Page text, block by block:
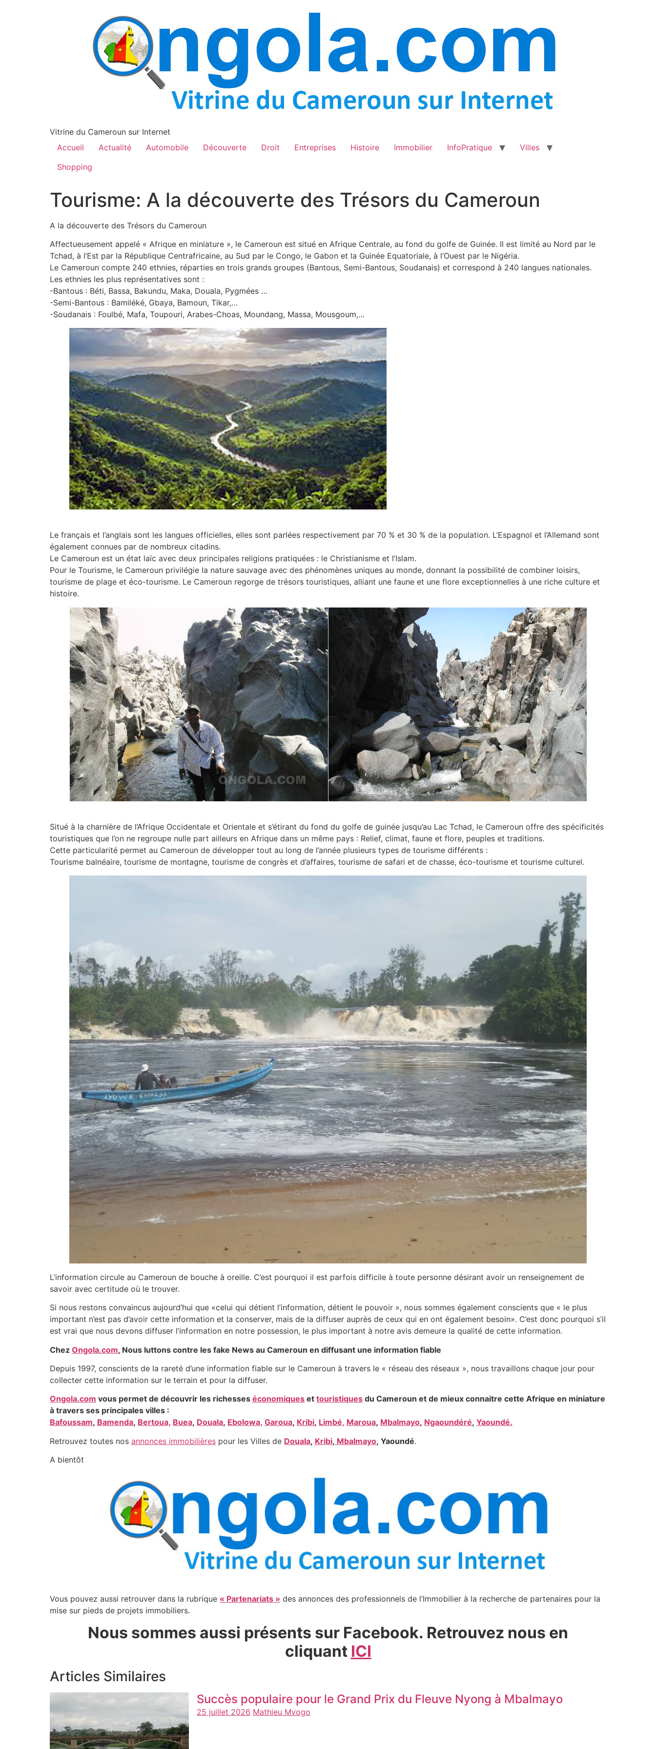
Vitrine du Cameroun sur Internet
Accueil
Actualité Automobile Découverte Droit Entreprises Histoire Immobilier InfoPratique
Villes
Shopping
Tourisme: A la découverte des Trésors du Cameroun
A la découverte des Trésors du Cameroun
Affectueusement appelé « Afrique en miniature », le Cameroun est situé en Afrique Centrale, au fond du golfe de Guinée. Il est limité au Nord par le
Tchad, à l’Est par la République Centrafricaine, au Sud par le Congo, le Gabon et la Guinée Equatoriale, à l’Ouest par le Nigéria.
Le Cameroun compte 240 ethnies, réparties en trois grands groupes (Bantous, Semi-Bantous, Soudanais) et correspond à 240 langues nationales.
Les ethnies les plus représentatives sont :
-Bantous : Béti, Bassa, Bakundu, Maka, Douala, Pygmées …
-Semi-Bantous : Bamiléké, Gbaya, Bamoun, Tikar,…
-Soudanais : Foulbé, Mafa, Toupouri, Arabes-Choas, Moundang, Massa, Mousgoum,…
Le français et l’anglais sont les langues officielles, elles sont parlées respectivement par 70 % et 30 % de la population. L’Espagnol et l’Allemand sont
également connues par de nombreux citadins.
Le Cameroun est un état laïc avec deux principales religions pratiquées : le Christianisme et l’Islam.
Pour le Tourisme, le Cameroun privilégie la nature sauvage avec des phénomènes uniques au monde, donnant la possibilité de combiner loisirs,
tourisme de plage et éco-tourisme. Le Cameroun regorge de trésors touristiques, alliant une faune et une flore exceptionnelles à une riche culture et
histoire.
Situé à la charnière de l’Afrique Occidentale et Orientale et s’étirant du fond du golfe de guinée jusqu’au Lac Tchad, le Cameroun offre des spécificités
touristiques que l’on ne regroupe nulle part ailleurs en Afrique dans un même pays : Relief, climat, faune et flore, peuples et traditions.
Cette particularité permet au Cameroun de développer tout au long de l’année plusieurs types de tourisme différents :
Tourisme balnéaire, tourisme de montagne, tourisme de congrès et d’affaires, tourisme de safari et de chasse, éco-tourisme et tourisme culturel.
L’information circule au Cameroun de bouche à oreille. C’est pourquoi il est parfois difficile à toute personne désirant avoir un renseignement de
savoir avec certitude où le trouver.
Si nous restons convaincus aujourd’hui que «celui qui détient l’information, détient le pouvoir », nous sommes également conscients que « le plus
important n’est pas d’avoir cette information et la conserver, mais de la diffuser auprès de ceux qui en ont également besoin». C’est donc pourquoi s’il
est vrai que nous devons diffuser l’information en notre possession, le plus important à notre avis demeure la qualité de cette information.
Chez Ongola.com, Nous luttons contre les fake News au Cameroun en diffusant une information fiable
Depuis 1997, conscients de la rareté d’une information fiable sur le Cameroun à travers le « réseau des réseaux », nous travaillons chaque jour pour
collecter cette information sur le terrain et pour la diffuser.
Ongola.com vous permet de découvrir les richesses économiques et touristiques du Cameroun et de mieux connaitre cette Afrique en miniature
à travers ses principales villes :
Bafoussam, Bamenda, Bertoua, Buea, Douala, Ebolowa, Garoua, Kribi, Limbé, Maroua, Mbalmayo, Ngaoundéré, Yaoundé.
Retrouvez toutes nos annonces immobilières pour les Villes de Douala, Kribi, Mbalmayo, Yaoundé.
A bientôt
Vous pouvez aussi retrouver dans la rubrique « Partenariats » des annonces des professionnels de l’Immobilier à la recherche de partenaires pour la
mise sur pieds de projets immobiliers.
Nous sommes aussi présents sur Facebook. Retrouvez nous en
cliquant ICI
Articles Similaires
Succès populaire pour le Grand Prix du Fleuve Nyong à Mbalmayo
25 juillet 2026 Mathieu Mvogo